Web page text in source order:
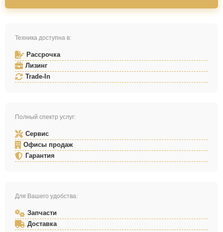
Техника доступна в:
Рассрочка
Лизинг
Trade-In
Полный спектр услуг:
Сервис
Офисы продаж
Гарантия
Для Вашего удобства:
Запчасти
Доставка